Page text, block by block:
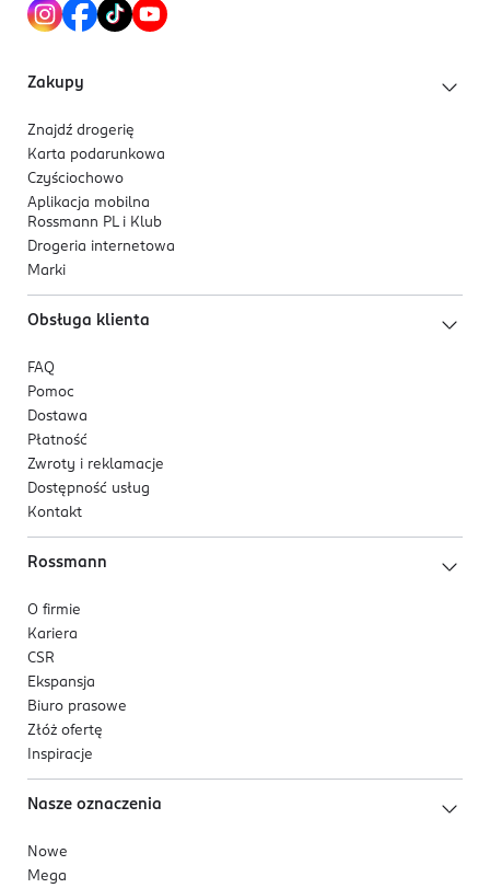
Zakupy
Znajdź drogerię
Karta podarunkowa
Czyściochowo
Aplikacja mobilna
Rossmann PL i Klub
Drogeria internetowa
Marki
Obsługa klienta
FAQ
Pomoc
Dostawa
Płatność
Zwroty i reklamacje
Dostępność usług
Kontakt
Rossmann
O firmie
Kariera
CSR
Ekspansja
Biuro prasowe
Złóż ofertę
Inspiracje
Nasze oznaczenia
Nowe
Mega